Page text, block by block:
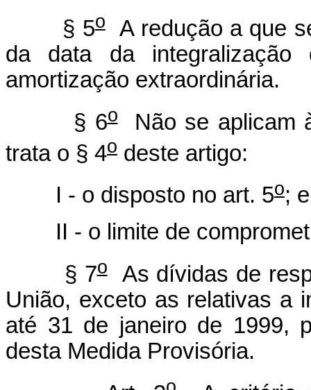
§ 5oA redução a que
da data da integralização
amortização extraordinária.
§ 6oNão se aplicam
trata o § 4o deste artigo:
I - o disposto no art. 5o; e
II - o limite de
§ 7oAs dívidas de
União, exceto as relativas a
até 31 de janeiro de 1999,
desta Medida Provisória.